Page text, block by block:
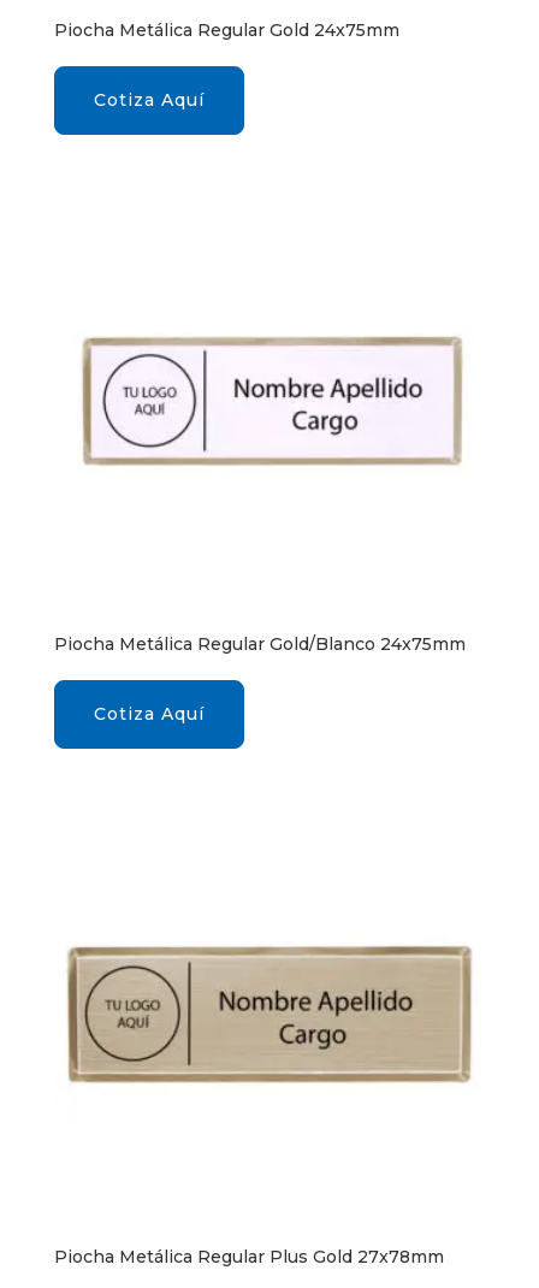
Piocha Metálica Regular Gold 24x75mm
Cotiza Aquí
Piocha Metálica Regular Gold/Blanco 24x75mm
Cotiza Aquí
Piocha Metálica Regular Plus Gold 27x78mm